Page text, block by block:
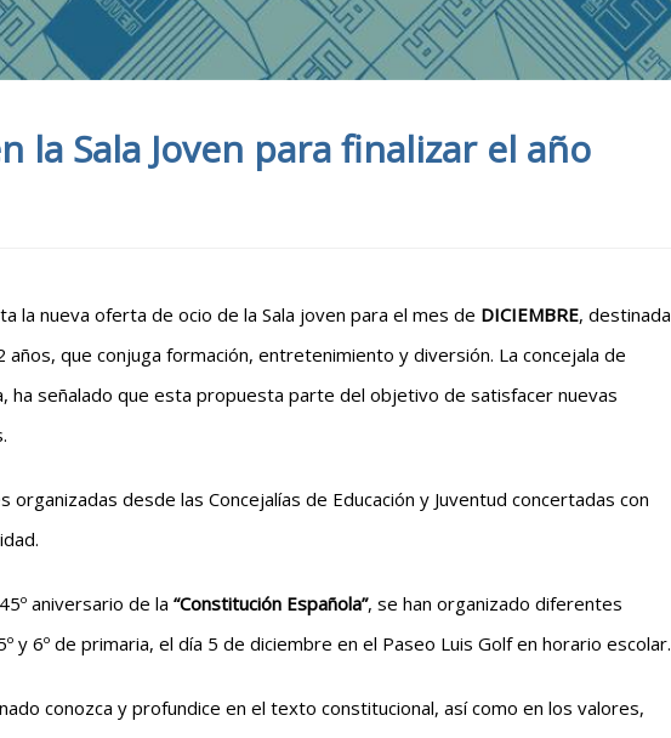
la Sala Joven para finalizar el año
la nueva oferta de ocio de la Sala joven para el mes de DICIEMBRE, destinada
que conjuga formación, entretenimiento y diversión. La concejala de
ha señalado que esta propuesta parte del objetivo de satisfacer nuevas
organizadas desde las Concejalías de Educación y Juventud concertadas con
aniversario de la “Constitución Española”, se han organizado diferentes
y 6º de primaria, el día 5 de diciembre en el Paseo Luis Golf en horario escolar.
conozca y profundice en el texto constitucional, así como en los valores,